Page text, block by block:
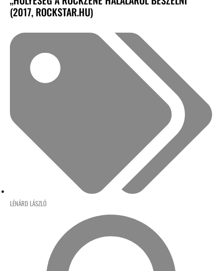
(2017, ROCKSTAR.HU)
LÉNÁRD LÁSZLÓ